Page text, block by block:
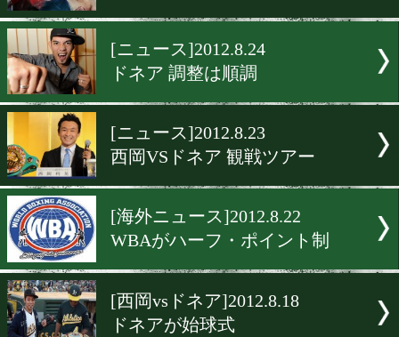
パッキャオ次戦は12/8
[西岡vsドネア]2012.8.28
[西岡vsドネア]2012.8.26
ポスターが完成
[ニュース]2012.8.24
ドネア 調整は順調